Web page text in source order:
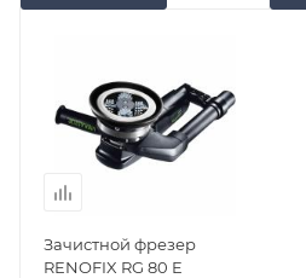
Зачистной фрезер
RENOFIX RG 80 E